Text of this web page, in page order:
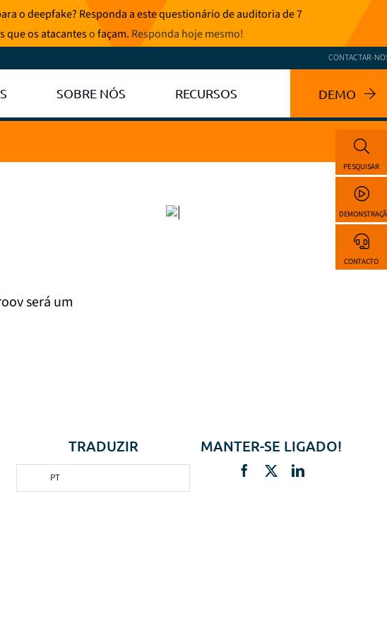
o deepfake? Responda a este questionário de auditoria de 7
que os atacantesofaçam. Responda hoje mesmo!
CONTACTAR-
SOBRE NÓS RECURSOS DEMO
será um
TRADUZIR
PT
MANTER-SE LIGADO!
PESQUISAR
CONTACTO